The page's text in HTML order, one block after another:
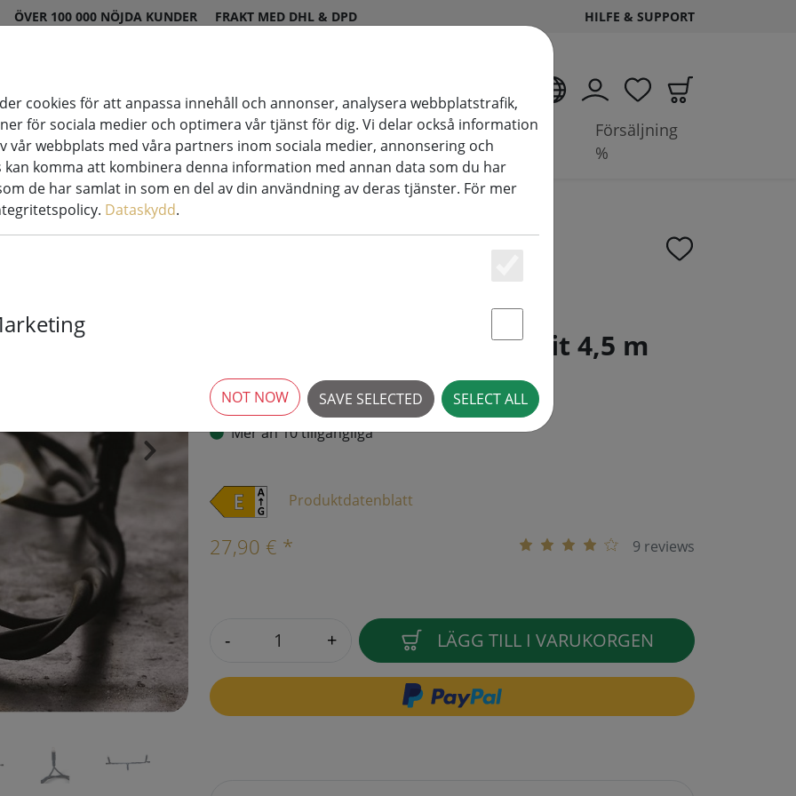
ÖVER 100 000 NÖJDA KUNDER FRAKT MED DHL & DPD HILFE & SUPPORT
Stearinljus
LED
System för
ljussättning
Tillbehör &
batterier
Försäljning
%
Tech-Line systemljuskedjor
Sirius Tech-Line ljusslinga
förlängning 45 LED varmvit 4,5 m
utomhus 230V svart
›
Mer än 10 tillgängliga
Produktdatenblatt
9 reviews
27,90 € *
- + LÄGG TILL I VARUKORGEN
cookies för att anpassa innehåll och annonser, analysera webbplatstrafik,
för sociala medier och optimera vår tjänst för dig. Vi delar också information
vår webbplats med våra partners inom sociala medier, annonsering och
kan komma att kombinera denna information med annan data som du har
de har samlat in som en del av din användning av deras tjänster. För mer
Dataskydd.
Statstik & Marketing
SAVE SELECTED SELECT ALL
NOT NOW